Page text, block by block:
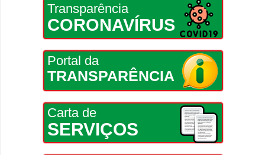
Transparência
CORONAVÍRUS
Portal da
TRANSPARÊNCIA
Carta de
SERVIÇOS